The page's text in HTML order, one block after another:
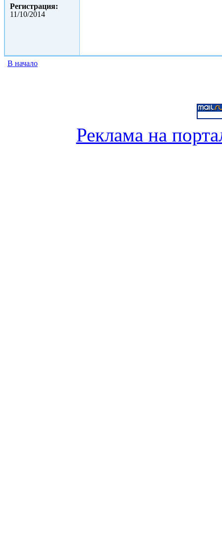
Регистрация:
11/10/2014
В начало
Реклама на